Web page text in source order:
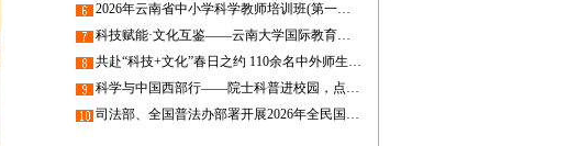
2026年云南省中小学科学教师培训班(第一期)在昆圆满举办，线上课程同步开启
科技赋能·文化互鉴——云南大学国际教育学院留学生走进省青少年科技中心
共赴“科技+文化”春日之约 110余名中外师生走进省青少年科技中心
科学与中国西部行——院士科普进校园，点亮物理求知梦
司法部、全国普法办部署开展2026年全民国家安全教育日普法宣传活动